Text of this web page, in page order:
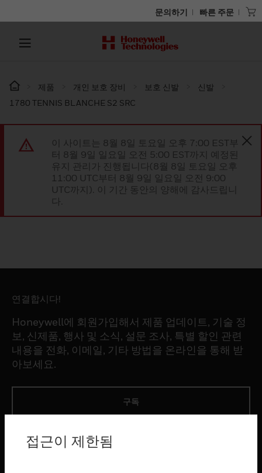
문의하기 빠른 주문
제품 개인 보호 장비 보호 신발
신발
1780 TENNIS BLANCHE S2 SRC
이 사이트는 8월 8일 토요일 오후 7:00 EST부
터 8월 9일 일요일 오전 5:00 EST까지 예정된
유지 관리가 진행됩니다(8월 8일 토요일 오후
11:00 UTC부터 8월 9일 일요일 오전 9:00
UTC까지). 이 기간 동안의 양해에 감사드립니
다.
연결합시다!
Honeywell에 회원가입해서 제품 업데이트, 기술 정
보, 신제품, 행사 및 소식, 설문 조사, 특별 할인 관련
내용을 전화, 이메일, 기타 방법을 온라인을 통해 받
아보세요.
구독
제품접근이 제한됨